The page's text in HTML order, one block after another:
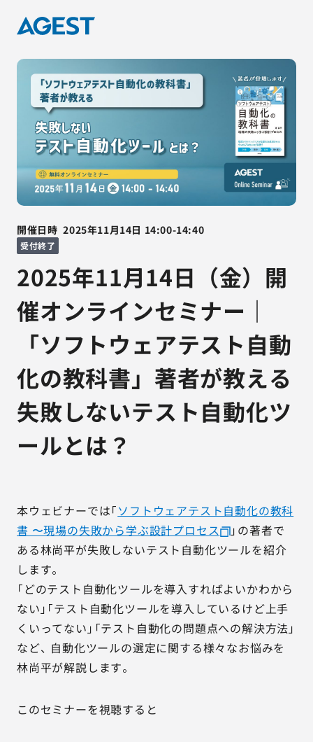
開催日時 2025年11月14日 14:00-14:40
受付終了
2025年11月14日（金）開
催オンラインセミナー｜
「ソフトウェアテスト自動
化の教科書」著者が教える
失敗しないテスト自動化ツ
ールとは？
本ウェビナーでは「ソフトウェアテスト自動化の教科
書 〜現場の失敗から学ぶ設計プロセス
」の著者で
ある林尚平が失敗しないテスト自動化ツールを紹介
します。
「どのテスト自動化ツールを導入すればよいかわから
ない」「テスト自動化ツールを導入しているけど上手
くいってない」「テスト自動化の問題点への解決方法」
など、 自動化ツールの選定に関する様々なお悩みを
林尚平が解説します。
このセミナーを視聴すると